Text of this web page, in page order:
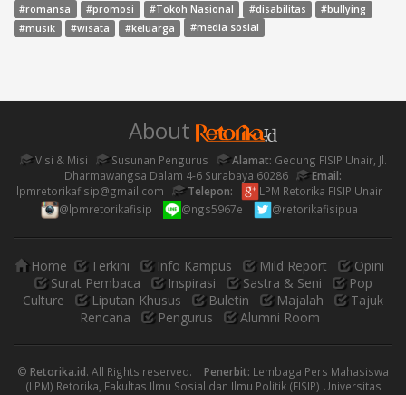
#romansa
#promosi #Tokoh Nasional #disabilitas
#bullying
#musik
#wisata #keluarga #media sosial
About
Visi & Misi Susunan Pengurus Alamat: Gedung FISIP Unair, Jl.
Dharmawangsa Dalam 4-6 Surabaya 60286
Email:
lpmretorikafisip@gmail.com
Telepon:
LPM Retorika FISIP Unair
@lpmretorikafisip
@ngs5967e @retorikafisipua
Home Terkini Info Kampus Mild Report
Opini
Surat Pembaca
Inspirasi Sastra & Seni
Pop
Culture
Liputan Khusus Buletin Majalah
Tajuk
Rencana
Pengurus Alumni Room
© Retorika.id. All Rights reserved. | Penerbit: Lembaga Pers Mahasiswa
(LPM) Retorika, Fakultas Ilmu Sosial dan Ilmu Politik (FISIP) Universitas